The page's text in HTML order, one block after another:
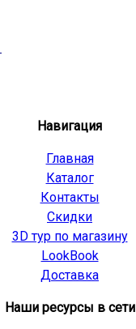
Навигация
Главная
Каталог
Контакты
Скидки
3D тур по магазину
LookBook
Доставка
Наши ресурсы в сети